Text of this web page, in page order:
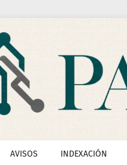
AVISOS INDEXACIÓN